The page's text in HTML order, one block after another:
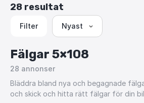
28 resultat
Filter Nyast
Fälgar 5×108
28 annonser
Bläddra bland nya och begagnade
och skick och hitta rätt fälgar för din